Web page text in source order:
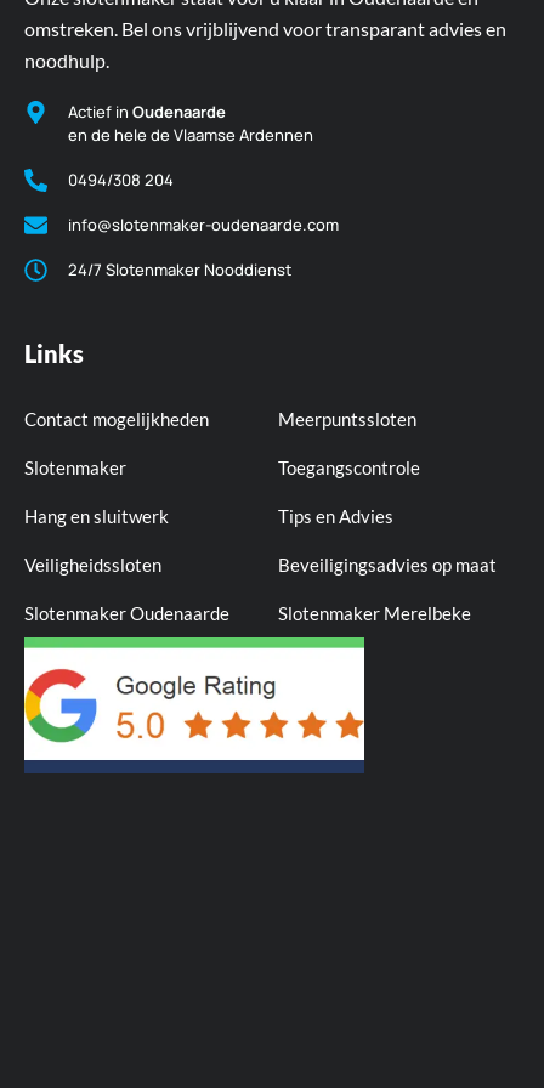
omstreken. Bel ons vrijblijvend voor transparant advies en
noodhulp.
Actief in Oudenaarde
en de hele de Vlaamse Ardennen
0494/308 204
info@slotenmaker-oudenaarde.com
24/7 Slotenmaker Nooddienst
Links
Contact mogelijkheden
Slotenmaker
Hang en sluitwerk
Veiligheidssloten
Slotenmaker Oudenaarde
Meerpuntssloten
Toegangscontrole
Tips en Advies
Beveiligingsadvies op maat
Slotenmaker Merelbeke